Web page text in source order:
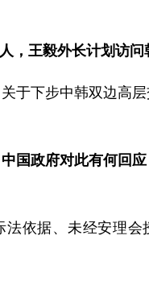
，王毅外长计划访问
于下步中韩双边高
国政府对此有何回
依据、未经安理会